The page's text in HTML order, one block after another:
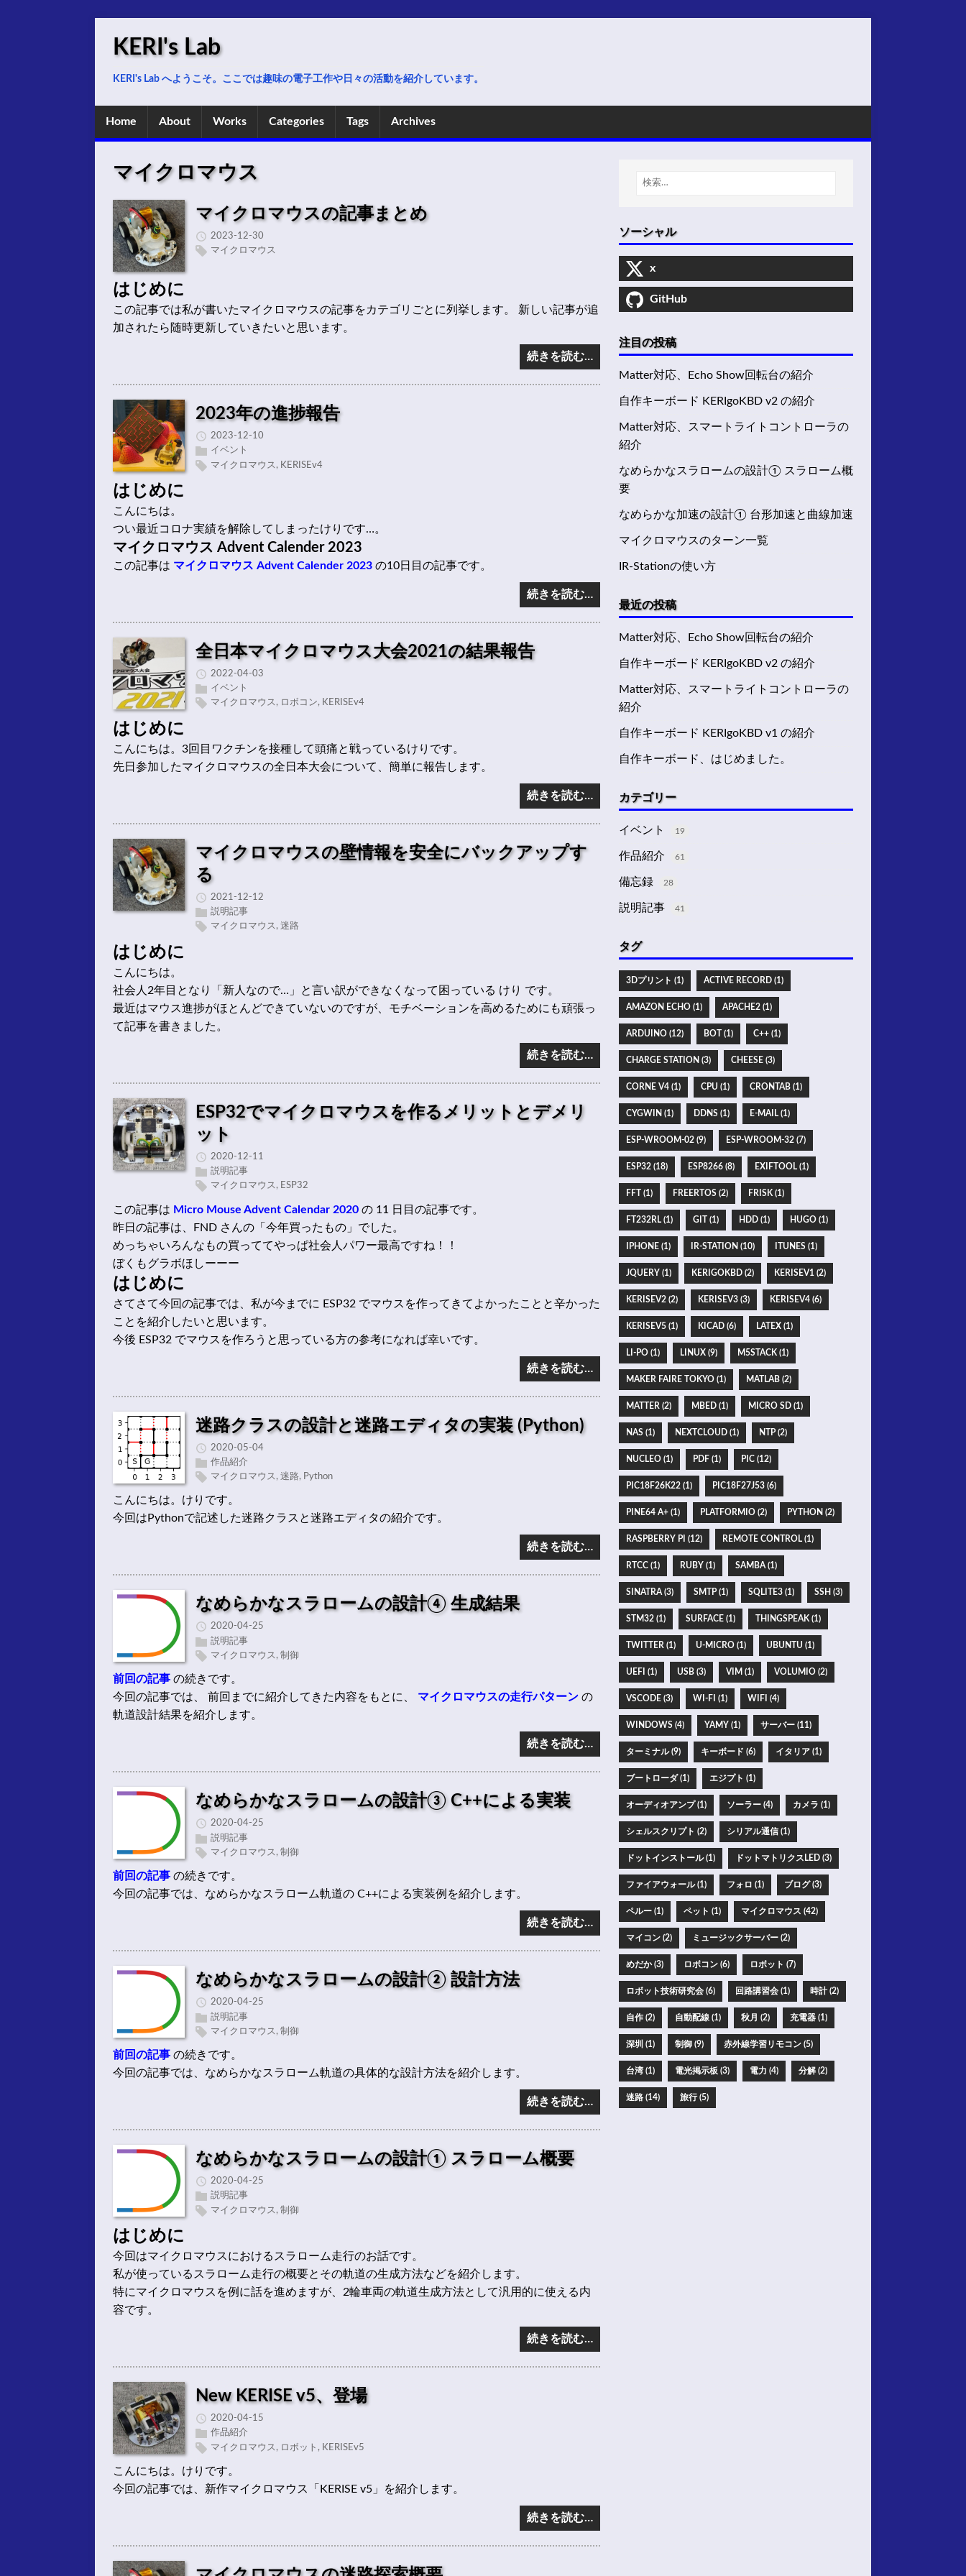
KERI's Lab
KERI's Lab へようこそ。ここでは趣味の電子工作や日々の活動を紹介しています。
Home About Works Categories Tags Archives
マイクロマウス
マイクロマウスの記事まとめ
2023-12-30
マイクロマウス
はじめに
この記事では私が書いたマイクロマウスの記事をカテゴリごとに列挙します。 新しい記事が追
加されたら随時更新していきたいと思います。
続きを読む…
2023年の進捗報告
2023-12-10
イベント
マイクロマウス , KERISEv4
はじめに
こんにちは。
つい最近コロナ実績を解除してしまったけりです…。
マイクロマウス Advent Calender 2023
この記事は マイクロマウス Advent Calender 2023 の10日目の記事です。
続きを読む…
全日本マイクロマウス大会2021の結果報告
2022-04-03
イベント
マイクロマウス , ロボコン, KERISEv4
はじめに
こんにちは。3回目ワクチンを接種して頭痛と戦っているけりです。
先日参加したマイクロマウスの全日本大会について、簡単に報告します。
続きを読む…
マイクロマウスの壁情報を安全にバックアップす
る
2021-12-12
説明記事
マイクロマウス , 迷路
はじめに
こんにちは。
社会人2年目となり「新人なので…」と言い訳ができなくなって困っている けり です。
最近はマウス進捗がほとんどできていないのですが、モチベーションを高めるためにも頑張っ
て記事を書きました。
続きを読む…
ESP32でマイクロマウスを作るメリットとデメリ
ット
2020-12-11
説明記事
マイクロマウス , ESP32
この記事は Micro Mouse Advent Calendar 2020 の 11 日目の記事です。
昨日の記事は、FND さんの「今年買ったもの」でした。
めっちゃいろんなもの買っててやっぱ社会人パワー最高ですね！！
ぼくもグラボほしーーー
はじめに
さてさて今回の記事では、私が今までに ESP32 でマウスを作ってきてよかったことと辛かった
ことを紹介したいと思います。
今後 ESP32 でマウスを作ろうと思っている方の参考になれば幸いです。
続きを読む…
迷路クラスの設計と迷路エディタの実装 (Python)
2020-05-04
作品紹介
マイクロマウス , 迷路, Python
こんにちは。けりです。
今回はPythonで記述した迷路クラスと迷路エディタの紹介です。
続きを読む…
なめらかなスラロームの設計④ 生成結果
2020-04-25
説明記事
マイクロマウス , 制御
前回の記事 の続きです。
今回の記事では、 前回までに紹介してきた内容をもとに、 マイクロマウスの走行パターン の
軌道設計結果を紹介します。
続きを読む…
なめらかなスラロームの設計③ C++による実装
2020-04-25
説明記事
マイクロマウス , 制御
前回の記事 の続きです。
今回の記事では、なめらかなスラローム軌道の C++による実装例を紹介します。
続きを読む…
なめらかなスラロームの設計② 設計方法
2020-04-25
説明記事
マイクロマウス , 制御
前回の記事 の続きです。
今回の記事では、なめらかなスラローム軌道の具体的な設計方法を紹介します。
続きを読む…
なめらかなスラロームの設計① スラローム概要
2020-04-25
説明記事
マイクロマウス , 制御
はじめに
今回はマイクロマウスにおけるスラローム走行のお話です。
私が使っているスラローム走行の概要とその軌道の生成方法などを紹介します。
特にマイクロマウスを例に話を進めますが、2輪車両の軌道生成方法として汎用的に使える内
容です。
続きを読む…
New KERISE v5、登場
2020-04-15
作品紹介
マイクロマウス , ロボット , KERISEv5
こんにちは。けりです。
今回の記事では、新作マイクロマウス「KERISE v5」を紹介します。
続きを読む…
ソーシャル
x
GitHub
注目の投稿
Matter対応、Echo Show回転台の紹介
自作キーボード KERIgoKBD v2 の紹介
Matter対応、スマートライトコントローラの
紹介
なめらかなスラロームの設計① スラローム概
要
なめらかな加速の設計① 台形加速と曲線加速
マイクロマウスのターン一覧
IR-Stationの使い方
最近の投稿
Matter対応、Echo Show回転台の紹介
自作キーボード KERIgoKBD v2 の紹介
Matter対応、スマートライトコントローラの
紹介
自作キーボード KERIgoKBD v1 の紹介
自作キーボード、はじめました。
カテゴリー
イベント 19
作品紹介 61
備忘録 28
説明記事 41
タグ
3Dプリント (1) ACTIVE RECORD (1)
AMAZON ECHO (1) APACHE2 (1)
ARDUINO (12) BOT (1) C++ (1)
CHARGE STATION (3) CHEESE (3)
CORNE V4 (1) CPU (1) CRONTAB (1)
CYGWIN (1) DDNS (1) E-MAIL (1)
ESP-WROOM-02 (9) ESP-WROOM-32 (7)
ESP32 (18) ESP8266 (8) EXIFTOOL (1)
FFT (1) FREERTOS (2) FRISK (1)
FT232RL (1) GIT (1) HDD (1) HUGO (1)
IPHONE (1) IR-STATION (10) ITUNES (1)
JQUERY (1) KERIGOKBD (2) KERISEV1 (2)
KERISEV2 (2) KERISEV3 (3) KERISEV4 (6)
KERISEV5 (1) KICAD (6) LATEX (1)
LI-PO (1) LINUX (9) M5STACK (1)
MAKER FAIRE TOKYO (1) MATLAB (2)
MATTER (2) MBED (1) MICRO SD (1)
NAS (1) NEXTCLOUD (1) NTP (2)
NUCLEO (1) PDF (1) PIC (12)
PIC18F26K22 (1) PIC18F27J53 (6)
PINE64 A+ (1) PLATFORMIO (2) PYTHON (2)
RASPBERRY PI (12) REMOTE CONTROL (1)
RTCC (1) RUBY (1) SAMBA (1)
SINATRA (3) SMTP (1) SQLITE3 (1) SSH (3)
STM32 (1) SURFACE (1) THINGSPEAK (1)
TWITTER (1) U-MICRO (1) UBUNTU (1)
UEFI (1) USB (3) VIM (1) VOLUMIO (2)
VSCODE (3) WI-FI (1) WIFI (4)
WINDOWS (4) YAMY (1) サーバー (11)
ターミナル (9) キーボード (6) イタリア (1)
ブートローダ (1) エジプト (1)
オーディオアンプ (1) ソーラー (4) カメラ (1)
シェルスクリプト (2) シリアル通信 (1)
ドットインストール (1) ドットマトリクスLED (3)
ファイアウォール (1) フォロ (1) ブログ (3)
ペルー (1) ペット (1) マイクロマウス (42)
マイコン (2) ミュージックサーバー (2)
めだか (3) ロボコン (6) ロボット (7)
ロボット技術研究会 (6) 回路講習会 (1) 時計 (2)
自作 (2) 自動配線 (1) 秋月 (2) 充電器 (1)
深圳 (1) 制御 (9) 赤外線学習リモコン (5)
台湾 (1) 電光掲示板 (3) 電力 (4) 分解 (2)
迷路 (14) 旅行 (5)